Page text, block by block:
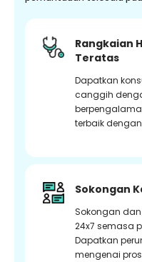
Rangkaian
Teratas
Dapatkan
canggih
terbaik
Sokongan
Sokongan
24x7 semasa
Dapatkan
mengenai